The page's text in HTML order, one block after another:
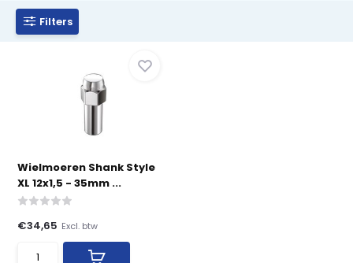
Filters
Wielmoeren Shank Style
XL 12x1,5 - 35mm ...
€34,65 Excl. btw